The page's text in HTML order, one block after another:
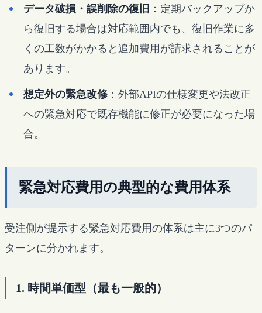
データ破損・誤削除の復旧 ：定期バックアップか
ら復旧する場合は対応範囲内でも、復旧作業に多
くの工数がかかると追加費用が請求されることが
あります。
想定外の緊急改修：外部APIの仕様変更や法改正
への緊急対応で既存機能に修正が必要になった場
合。
緊急対応費用の典型的な費用体系
受注側が提示する緊急対応費用の体系は主に3つのパ
ターンに分かれます。
1. 時間単価型（最も一般的）